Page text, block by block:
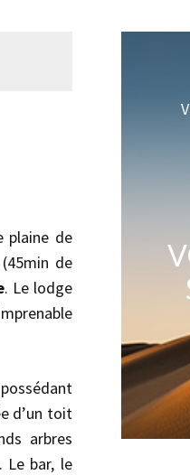
plaine de
de
. Le lodge
d’un toit
arbres
Le bar, le